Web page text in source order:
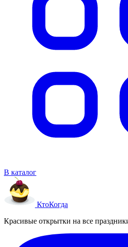
В каталог
КтоКогда
Красивые открытки на все